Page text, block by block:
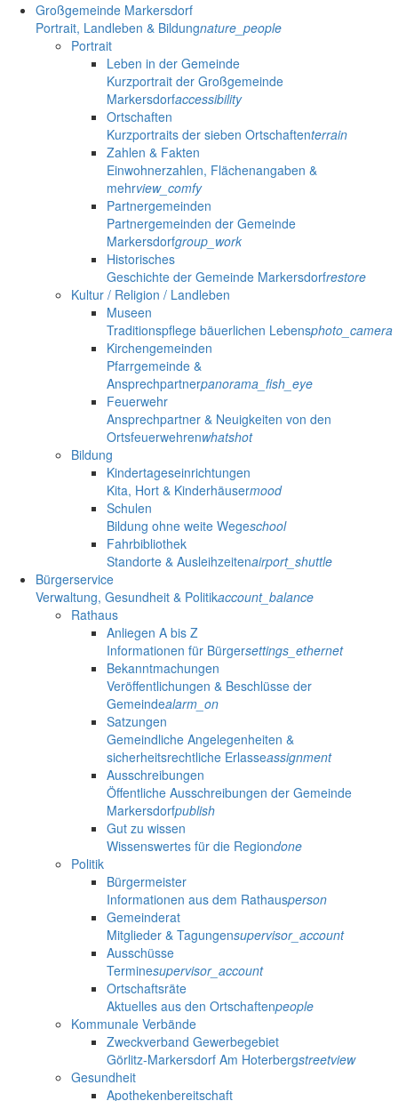
Großgemeinde Markersdorf
Portrait, Landleben & Bildungnature_people
Portrait
Leben in der Gemeinde
Kurzportrait der Großgemeinde
Markersdorfaccessibility
Ortschaften
Kurzportraits der sieben Ortschaftenterrain
Zahlen & Fakten
Einwohnerzahlen, Flächenangaben &
mehrview_comfy
Partnergemeinden
Partnergemeinden der Gemeinde
Markersdorfgroup_work
Historisches
Geschichte der Gemeinde Markersdorfrestore
Kultur / Religion / Landleben
Museen
Traditionspflege bäuerlichen Lebensphoto_camera
Kirchengemeinden
Pfarrgemeinde &
Ansprechpartnerpanorama_fish_eye
Feuerwehr
Ansprechpartner & Neuigkeiten von den
Ortsfeuerwehrenwhatshot
Bildung
Kindertageseinrichtungen
Kita, Hort & Kinderhäusermood
Schulen
Bildung ohne weite Wegeschool
Fahrbibliothek
Standorte & Ausleihzeitenairport_shuttle
Bürgerservice
Verwaltung, Gesundheit & Politikaccount_balance
Rathaus
Anliegen A bis Z
Informationen für Bürgersettings_ethernet
Bekanntmachungen
Veröffentlichungen & Beschlüsse der
Gemeindealarm_on
Satzungen
Gemeindliche Angelegenheiten &
sicherheitsrechtliche Erlasseassignment
Ausschreibungen
Öffentliche Ausschreibungen der Gemeinde
Markersdorfpublish
Gut zu wissen
Wissenswertes für die Regiondone
Politik
Bürgermeister
Informationen aus dem Rathausperson
Gemeinderat
Mitglieder & Tagungensupervisor_account
Ausschüsse
Terminesupervisor_account
Ortschaftsräte
Aktuelles aus den Ortschaftenpeople
Kommunale Verbände
Zweckverband Gewerbegebiet
Görlitz-Markersdorf Am Hoterbergstreetview
Gesundheit
Apothekenbereitschaft